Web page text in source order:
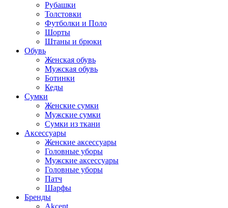
Рубашки
Толстовки
Футболки и Поло
Шорты
Штаны и брюки
Обувь
Женская обувь
Мужская обувь
Ботинки
Кеды
Сумки
Женские сумки
Мужские сумки
Сумки из ткани
Аксессуары
Женские аксессуары
Головные уборы
Мужские аксессуары
Головные уборы
Патч
Шарфы
Бренды
Akcent